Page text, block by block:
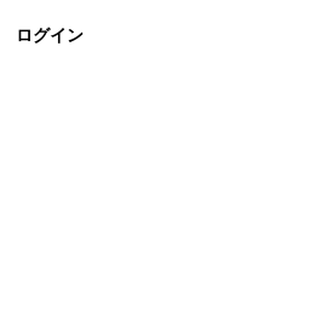
ログイン